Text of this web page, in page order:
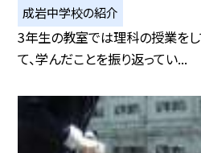
成岩中学校の紹介
3年生の教室では理科の授業をし
て、学んだことを振り返ってい...